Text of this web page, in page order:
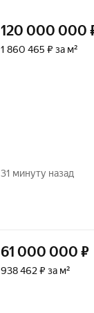
120 000 000
1 860 465 ₽ за м²
31 минуту назад
61 000 000 ₽
938 462 ₽ за м²